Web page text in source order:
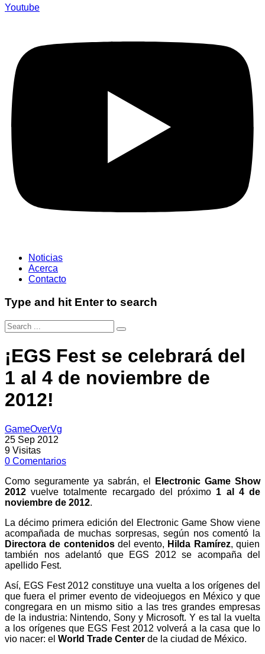
Youtube
Noticias
Acerca
Contacto
Type and hit Enter to search
¡EGS Fest se celebrará del
1 al 4 de noviembre de
2012!
GameOverVg
25 Sep 2012
9 Visitas
0 Comentarios
Como seguramente ya sabrán, el
Electronic Game Show
2012 vuelve totalmente recargado del próximo 1 al 4 de
noviembre de 2012.
La décimo primera edición del Electronic Game Show viene
acompañada de muchas sorpresas, según nos comentó la
Directora de contenidosdel evento, Hilda Ramírez, quien
también nos adelantó que EGS 2012 se acompaña del
apellido Fest.
Así, EGS Fest 2012 constituye una vuelta a los orígenes del
que fuera el primer evento de videojuegos en México y que
congregara en un mismo sitio a las tres grandes empresas
de la industria: Nintendo, Sony y Microsoft. Y es tal la vuelta
a los orígenes que EGS Fest 2012 volverá a la casa que lo
vio nacer: el World Trade Center de la ciudad de México.